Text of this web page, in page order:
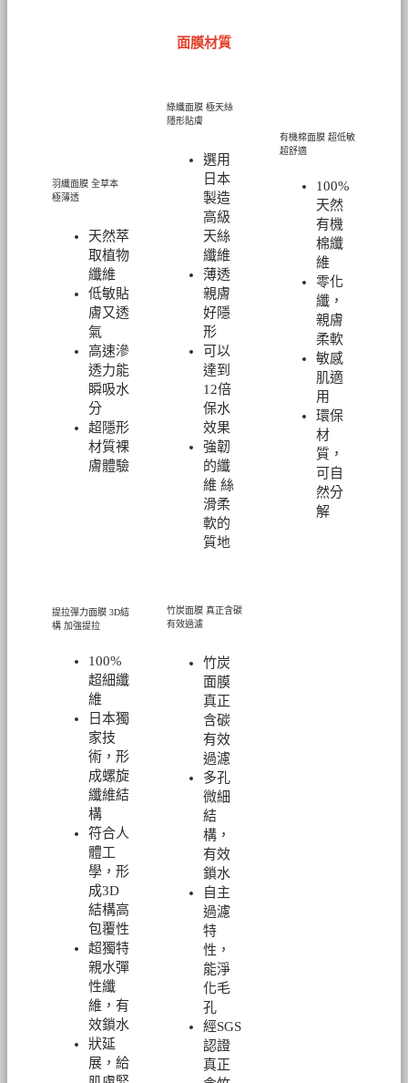
面膜材質
羽纖面膜 全草本
極薄透
天然萃
取植物
纖維
低敏貼
膚又透
氣
高速滲
透力能
瞬吸水
分
超隱形
材質裸
膚體驗
綠纖面膜 極天絲
隱形貼膚
選用
日本
製造
高級
天絲
纖維
薄透
親膚
好隱
形
可以
達到
12倍
保水
效果
強韌
的纖
維 絲
滑柔
軟的
質地
有機棉面膜 超低敏
超舒適
100%
天然
有機
棉纖
維
零化
纖，
親膚
柔軟
敏感
肌適
用
環保
材
質，
可自
然分
解
提拉彈力面膜 3D結
構 加強提拉
100%
超細纖
維
日本獨
家技
術，形
成螺旋
纖維結
構
符合人
體工
學，形
成3D
結構高
包覆性
超獨特
親水彈
性纖
維，有
效鎖水
狀延
展，給
竹炭面膜 真正含碳
有效過濾
竹炭
面膜
真正
含碳
有效
過濾
多孔
微細
結
構，
有效
鎖水
自主
過濾
特
性，
能淨
化毛
孔
經SGS
認證
真正